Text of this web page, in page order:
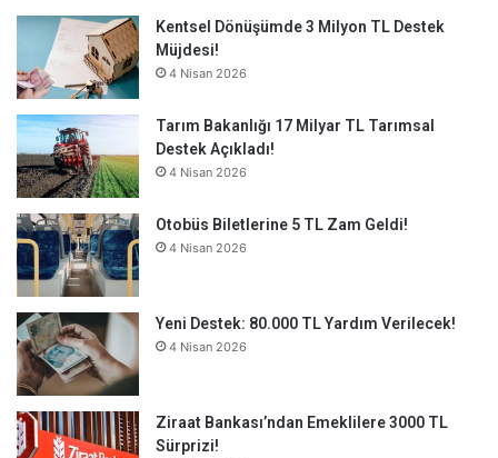
Kentsel Dönüşümde 3 Milyon TL Destek
Müjdesi!
4 Nisan 2026
Tarım Bakanlığı 17 Milyar TL Tarımsal
Destek Açıkladı!
4 Nisan 2026
Otobüs Biletlerine 5 TL Zam Geldi!
4 Nisan 2026
Yeni Destek: 80.000 TL Yardım Verilecek!
4 Nisan 2026
Ziraat Bankası’ndan Emeklilere 3000 TL
Sürprizi!